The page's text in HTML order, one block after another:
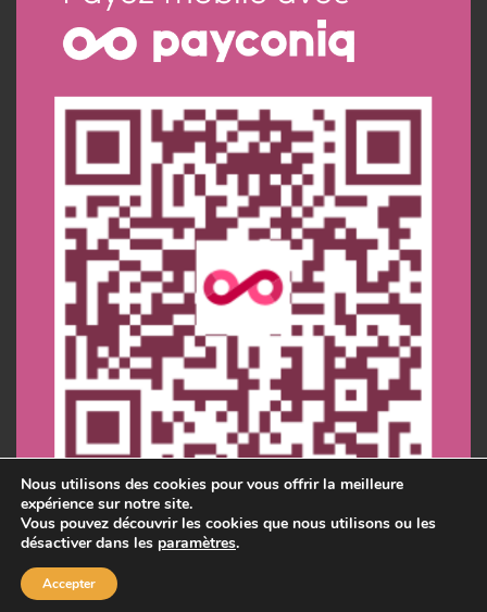
Nous utilisons des cookies pour vous offrir la meilleure
expérience sur notre site.
Vous pouvez découvrir les cookies que nous utilisons ou les
désactiver dans les paramètres.
Accepter